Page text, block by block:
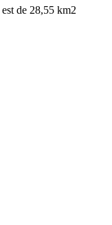
est de 28,55 km2